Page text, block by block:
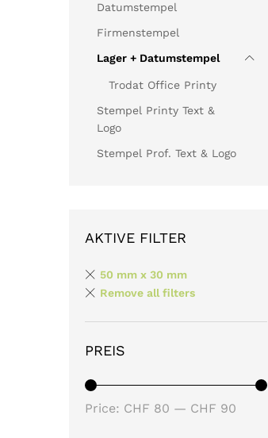
Datumstempel
Firmenstempel
Lager + Datumstempel
Trodat Office Printy
Stempel Printy Text &
Logo
Stempel Prof. Text & Logo
AKTIVE FILTER
50 mm x 30 mm
Remove all filters
PREIS
Price: CHF 80 — CHF 90